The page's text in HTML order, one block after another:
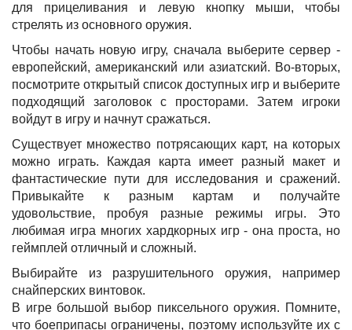
для прицеливания и левую кнопку мыши, чтобы
стрелять из основного оружия.
Чтобы начать новую игру, сначала выберите сервер -
европейский, американский или азиатский. Во-вторых,
посмотрите открытый список доступных игр и выберите
подходящий заголовок с просторами. Затем игроки
войдут в игру и начнут сражаться.
Существует множество потрясающих карт, на которых
можно играть. Каждая карта имеет разный макет и
фантастические пути для исследования и сражений.
Привыкайте к разным картам и получайте
удовольствие, пробуя разные режимы игры. Это
любимая игра многих хардкорных игр - она ​​проста, но
геймплей отличный и сложный.
Выбирайте из разрушительного оружия, например
снайперских винтовок.
В игре большой выбор пиксельного оружия. Помните,
что боеприпасы ограничены, поэтому используйте их с